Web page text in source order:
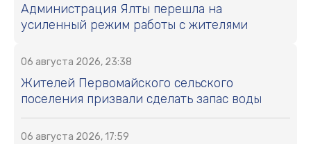
Администрация Ялты перешла на
усиленный режим работы с жителями
06 августа 2026, 23:38
Жителей Первомайского сельского
поселения призвали сделать запас воды
06 августа 2026, 17:59